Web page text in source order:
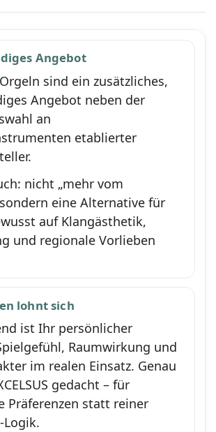
Angebot
Orgeln sind ein zusätzliches,
Angebot neben der
an
etablierter
nicht „mehr vom
eine Alternative für
auf Klangästhetik,
und regionale Vorlieben
lohnt sich
ist Ihr persönlicher
Raumwirkung und
im realen Einsatz. Genau
gedacht – für
Präferenzen statt reiner